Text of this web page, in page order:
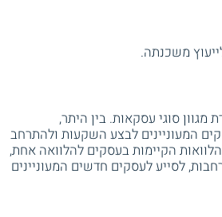
משכנתה.
סוגי עסקאות. בין היתר,
המעוניינים לבצע השקעות ולהתרחב
הקיימות בעסקים להלוואה אחת,
לסייע לעסקים חדשים המעוניינים